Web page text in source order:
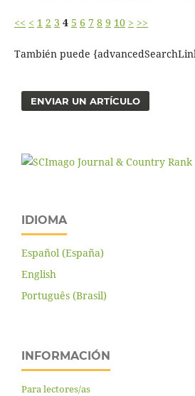
<< < 1 2 3 4 5 6 7 8 9 10 > >>
También puede
ENVIAR UN ARTÍCULO
IDIOMA
Español (España)
English
Português (Brasil)
INFORMACIÓN
Para lectores/as